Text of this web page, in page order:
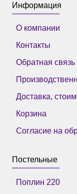
Информация
О компании
Контакты
Обратная связь
Доставка,
Корзина
Согласие на
Постельные
Поплин 220